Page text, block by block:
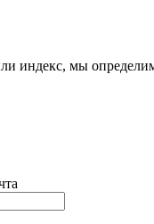
индекс, мы